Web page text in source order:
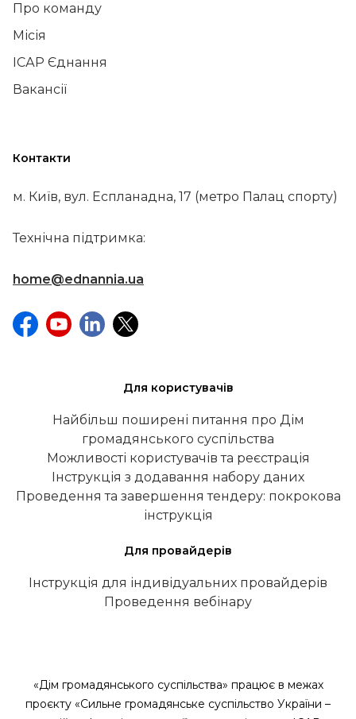
Про команду
Місія
ІСАР Єднання
Вакансії
Контакти
м. Київ, вул. Еспланадна, 17 (метро Палац спорту)
Технічна підтримка:
home@ednannia.ua
Для користувачів
Найбільш поширені питання про Дім
громадянського суспільства
Можливості користувачів та реєстрація
Інструкція з додавання набору даних
Проведення та завершення тендеру: покрокова
інструкція
Для провайдерів
Інструкція для індивідуальних провайдерів
Проведення вебінару
«Дім громадянського суспільства» працює в межах
проєкту «Сильне громадянське суспільство України –